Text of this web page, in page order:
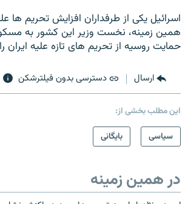
اسرائيل يکی از طرفداران افزايش تحريم ها
همين زمينه، نخست وزير اين کشور به
حمايت روسيه از تحريم های تازه عليه ايران
ارسال دسترسی بدون فیلترشکن
این مطلب بخشی از:
سیاسی
بایگانی
در همین زمینه